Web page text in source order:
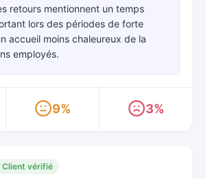
retours mentionnent un temps
lors des périodes de forte
accueil moins chaleureux de la
employés.
9% 3%
Client vérifié